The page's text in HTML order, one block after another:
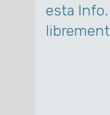
esta